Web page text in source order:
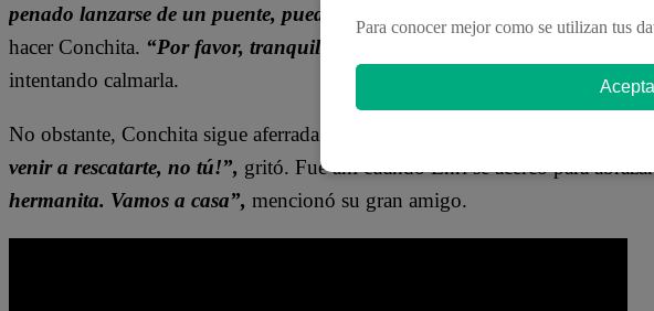
penado lanzarse de un puente, puedes quedar descerebrada”,
hacer Conchita. “Por favor, tranquila. Vamos a casa. He venido por ti. He
intentando calmarla.
No obstante, Conchita sigue aferrada con la idea de que Manuel vuelva a su
venir a rescatarte, no tú!”, gritó. Fue ahí cuando Enrí se acercó para
hermanita. Vamos a casa”, mencionó su gran amigo.
Para conocer mejor como se utilizan tus